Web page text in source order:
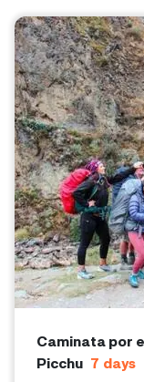
Caminata por
Picchu 7 days